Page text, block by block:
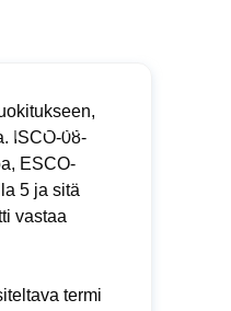
ISCO-08-
ESCO-
5 ja sitä
vastaa
termi